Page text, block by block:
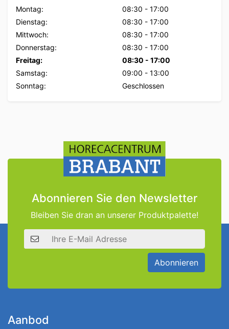
Montag: 08:30 - 17:00
Dienstag:
08:30 - 17:00
Mittwoch:
08:30 - 17:00
Donnerstag:
08:30 - 17:00
Freitag:
08:30 - 17:00
Samstag:
09:00 - 13:00
Sonntag:
Geschlossen
Abonnieren Sie den Newsletter
Bleiben Sie dran an unserer Produktpalette!
E-Mail Adresse
Abonnieren
Aanbod